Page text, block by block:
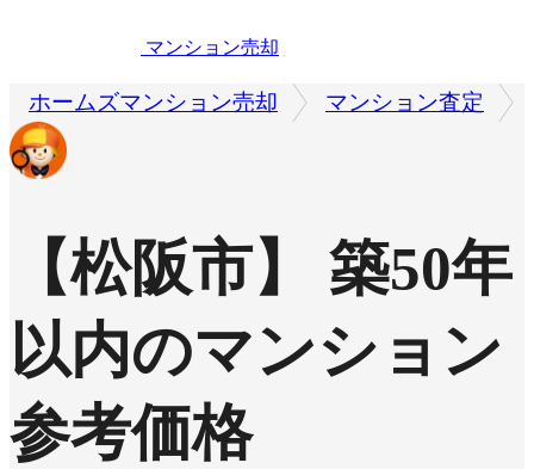
マンション売却
ホームズマンション売却 マンション査定
【松阪市】 築50年
以内のマンション
参考価格